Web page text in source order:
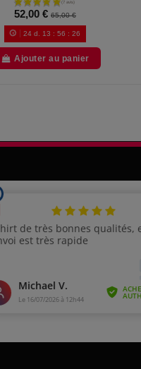
52,00 € 65,00 €
24 d. 13 :56 :25
Ajouter au panier